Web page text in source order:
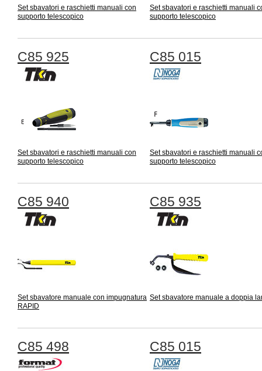
Set sbavatori e raschietti manuali con
supporto telescopico
Set sbavatori e raschietti manuali
supporto telescopico
C85 925
Set sbavatori e raschietti manuali con
supporto telescopico
C85 015
Set sbavatori e raschietti manuali
supporto telescopico
C85 940
Set sbavatore manuale con impugnatura
RAPID
C85 935
Set sbavatore manuale a doppia
C85 498 C85 015